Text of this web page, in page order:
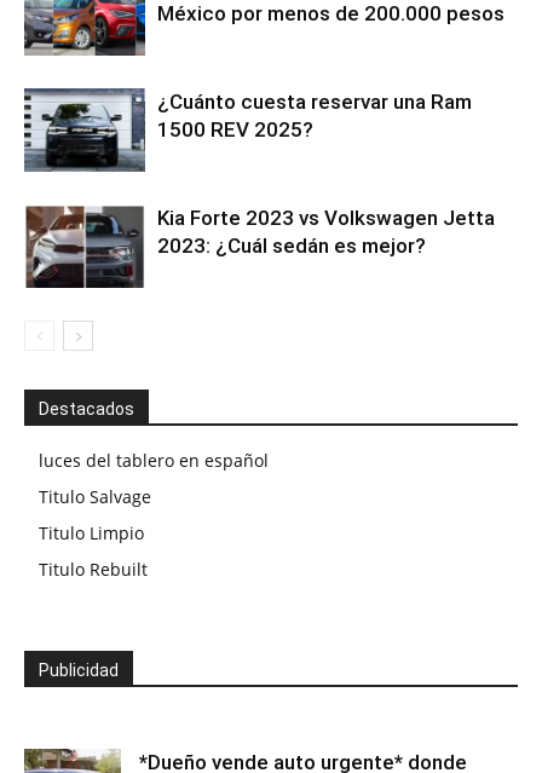
México por menos de 200.000 pesos
¿Cuánto cuesta reservar una Ram
1500 REV 2025?
Kia Forte 2023 vs Volkswagen Jetta
2023: ¿Cuál sedán es mejor?
Destacados
luces del tablero en español
Titulo Salvage
Titulo Limpio
Titulo Rebuilt
Publicidad
*Dueño vende auto urgente* donde